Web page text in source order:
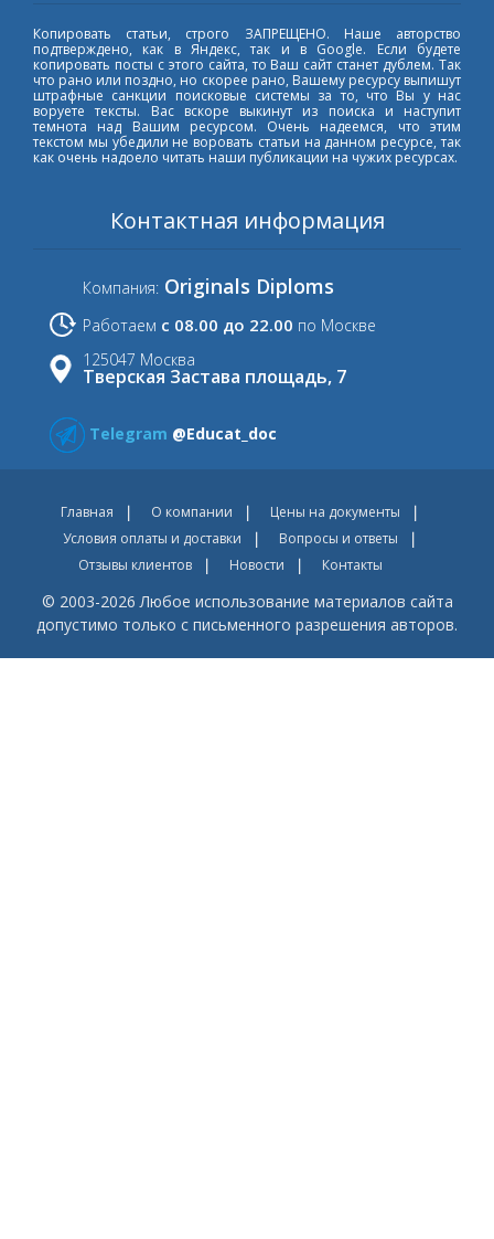
Копировать статьи, строго ЗАПРЕЩЕНО. Наше авторство
подтверждено, как в Яндекс, так и в Google. Если будете
копировать посты с этого сайта, то Ваш сайт станет дублем. Так
что рано или поздно, но скорее рано, Вашему ресурсу выпишут
штрафные санкции поисковые системы за то, что Вы у нас
воруете тексты. Вас вскоре выкинут из поиска и наступит
темнота над Вашим ресурсом. Очень надеемся, что этим
текстом мы убедили не воровать статьи на данном ресурсе, так
как очень надоело читать наши публикации на чужих ресурсах.
Контактная информация
Компания: Originals Diploms
Работаем с 08.00 до 22.00 по Москве
125047 Москва
Тверская Застава площадь, 7
Telegram @Educat_doc
Главная О компании
Цены на документы
Условия оплаты и доставки
Вопросы и ответы
Отзывы клиентов
Новости Контакты
© 2003-2026 Любое использование материалов сайта
допустимо только с письменного разрешения авторов.